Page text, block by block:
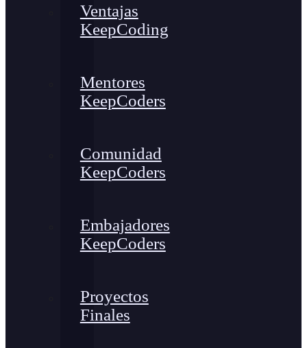
Ventajas
KeepCoding
Mentores
KeepCoders
Comunidad
KeepCoders
Embajadores
KeepCoders
Proyectos
Finales